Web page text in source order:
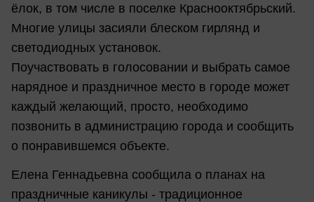
ёлок, в том числе в поселке Краснооктябрьский.
Многие улицы засияли блеском гирлянд и
светодиодных установок.
Поучаствовать в голосовании и выбрать самое
нарядное и праздничное место в городе может
каждый желающий, просто, необходимо
позвонить в администрацию города и сообщить
о понравившемся объекте.
Елена Геннадьевна сообщила о планах на
праздничные каникулы - традиционное